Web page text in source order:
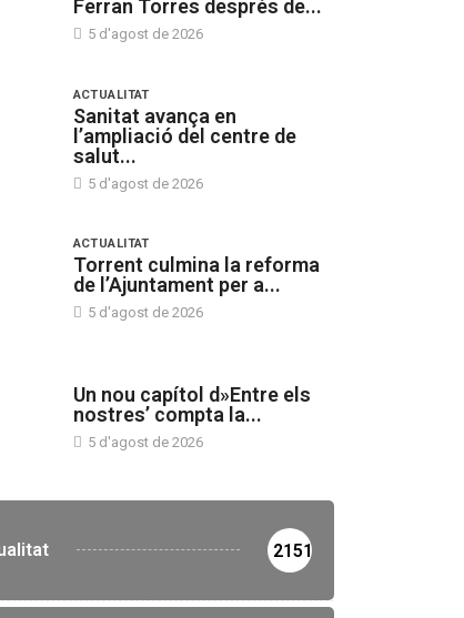
Ferran Torres després de...
5 d'agost de 2026
ACTUALITAT
Sanitat avança en
l’ampliació del centre de
salut...
5 d'agost de 2026
ACTUALITAT
Torrent culmina la reforma
de l’Ajuntament per a...
5 d'agost de 2026
Un nou capítol d»Entre els
nostres’ compta la...
5 d'agost de 2026
2151